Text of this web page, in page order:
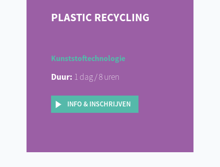
PLASTIC RECYCLING
Kunststoftechnologie
Duur: 1 dag / 8 uren
INFO & INSCHRIJVEN